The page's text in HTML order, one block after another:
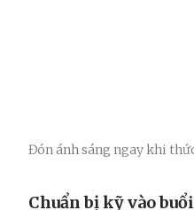
Đón ánh sáng ngay khi
Chuẩn bị kỹ vào